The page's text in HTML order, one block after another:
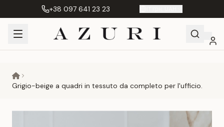
+38 097 641 23 23
Grigio-beige a quadri in tessuto da completo per l'ufficio.